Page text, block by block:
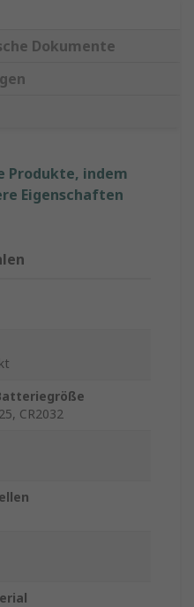
Dokumente
Produkte, indem
Eigenschaften
CR2032